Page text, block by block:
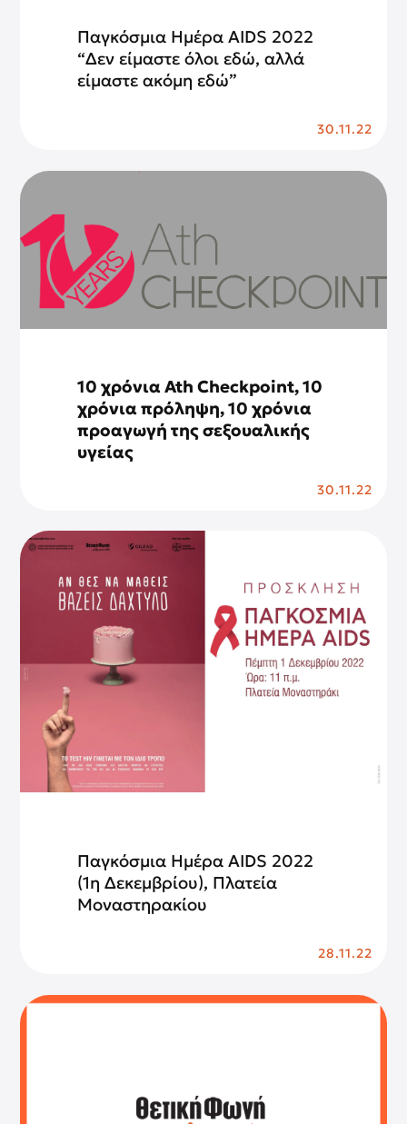
Παγκόσμια Ημέρα AIDS 2022
“Δεν είμαστε όλοι εδώ, αλλά
είμαστε ακόμη εδώ”
30.11.22
10 χρόνια Ath Checkpoint, 10
χρόνια πρόληψη, 10 χρόνια
προαγωγή της σεξουαλικής
υγείας
30.11.22
Παγκόσμια Ημέρα AIDS 2022
(1η Δεκεμβρίου), Πλατεία
Μοναστηρακίου
28.11.22